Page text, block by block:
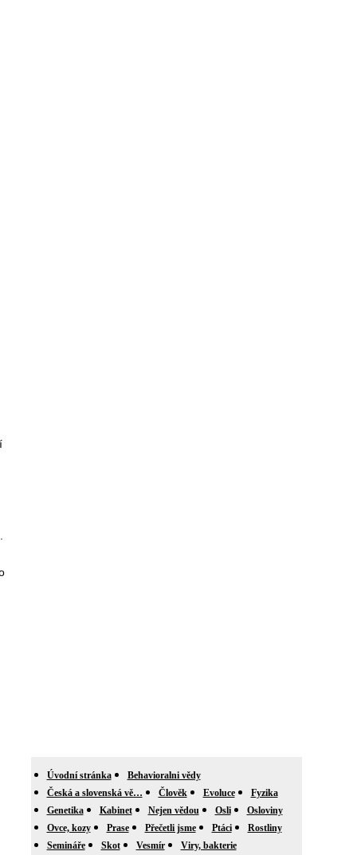
Úvodní stránka
Behavioralni vědy
Česká a slovenská vě…
Člověk Evoluce
Fyzika
Genetika
Kabinet Nejen vědou Osli
Osloviny
Ovce, kozy
Prase Přečetli jsme Ptáci
Rostliny
Semináře
Skot Vesmír
Viry, bakterie